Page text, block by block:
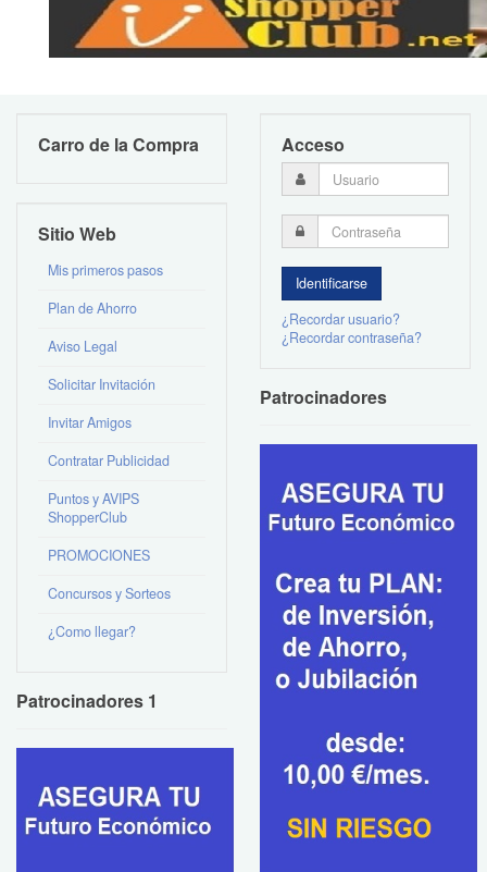
Carro de la Compra
Sitio Web
Mis primeros pasos
Plan de Ahorro
Aviso Legal
Solicitar Invitación
Invitar Amigos
Contratar Publicidad
Puntos y AVIPS
ShopperClub
PROMOCIONES
Concursos y Sorteos
¿Como llegar?
Patrocinadores 1
Acceso
¿Recordar usuario?
¿Recordar contraseña?
Patrocinadores